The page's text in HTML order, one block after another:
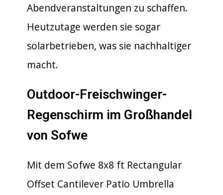
Abendveranstaltungen zu schaffen.
Heutzutage werden sie sogar
solarbetrieben, was sie nachhaltiger
macht.
Outdoor-Freischwinger-
Regenschirm im Großhandel
von Sofwe
Mit dem Sofwe 8x8 ft Rectangular
Offset Cantilever Patio Umbrella